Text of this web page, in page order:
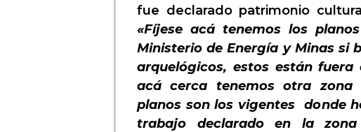
fue declarado patrimonio
«Fíjese acá tenemos los
Ministerio de Energía y Minas si
arquelógicos, estos están
acá cerca tenemos otra zona
planos son los vigentes donde
trabajo declarado en la